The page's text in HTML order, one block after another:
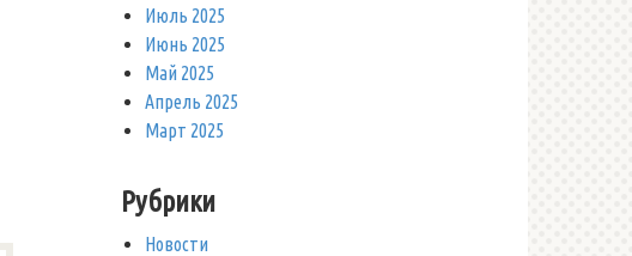
Июль 2025
Июнь 2025
Май 2025
Апрель 2025
Март 2025
Рубрики
Новости